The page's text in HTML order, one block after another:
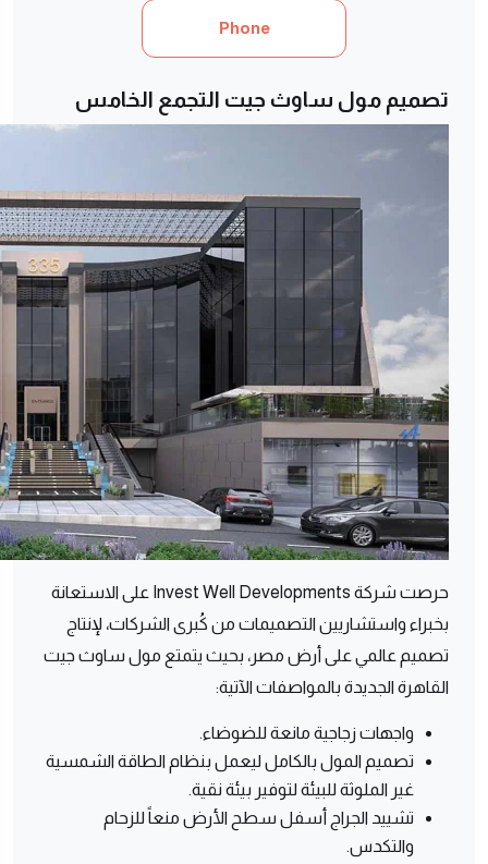
Phone
تصميم مول ساوث جيت التجمع الخامس
حرصت شركة Invest Well Developments على الاستعانة
بخبراء واستشاريين التصميمات من كُبرى الشركات، لإنتاج
تصميم عالمي على أرض مصر، بحيث يتمتع مول ساوث جيت
القاهرة الجديدة بالمواصفات الآتية:
واجهات زجاجية مانعة للضوضاء.
تصميم المول بالكامل ليعمل بنظام الطاقة الشمسية
غير الملوثة للبيئة لتوفير بيئة نقية.
تشييد الجراج أسفل سطح الأرض منعاً للزحام
والتكدس.